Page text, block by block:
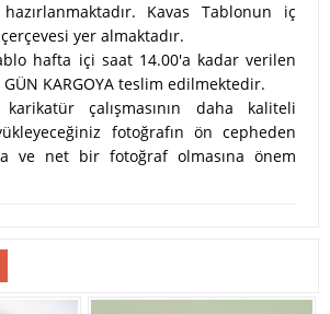
Kavas Tablonun iç
yer almaktadır.
hafta içi saat 14.00'a kadar verilen
KARGOYA teslim edilmektedir.
çalışmasının daha kaliteli
fotoğrafın ön cepheden
ve net bir fotoğraf olmasına önem